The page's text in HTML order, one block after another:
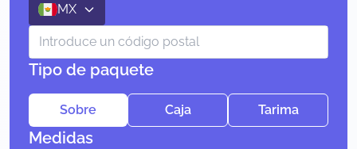
MX
Tipo de paquete
Sobre Caja Tarima
Medidas